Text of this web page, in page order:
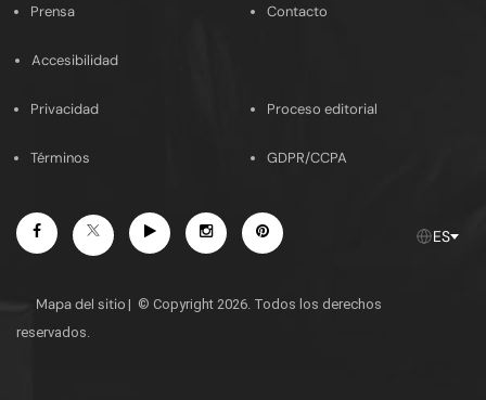
Prensa Contacto
Accesibilidad
Privacidad Proceso editorial
Términos GDPR/CCPA
FacebookTwitterYoutubeInstagramPinterest ES
Mapa del sitio | © Copyright 2026. Todos los derechos
reservados.